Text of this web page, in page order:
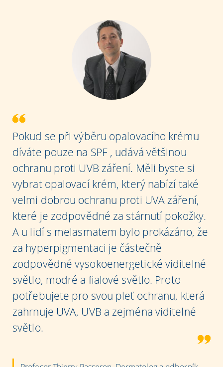
Pokud se při výběru opalovacího krému
díváte pouze na SPF , udává většinou
ochranu proti UVB záření. Měli byste si
vybrat opalovací krém, který nabízí také
velmi dobrou ochranu proti UVA záření,
které je zodpovědné za stárnutí pokožky.
A u lidí s melasmatem bylo prokázáno, že
za hyperpigmentaci je částečně
zodpovědné vysokoenergetické viditelné
světlo, modré a fialové světlo. Proto
potřebujete pro svou pleť ochranu, která
zahrnuje UVA, UVB a zejména viditelné
světlo.